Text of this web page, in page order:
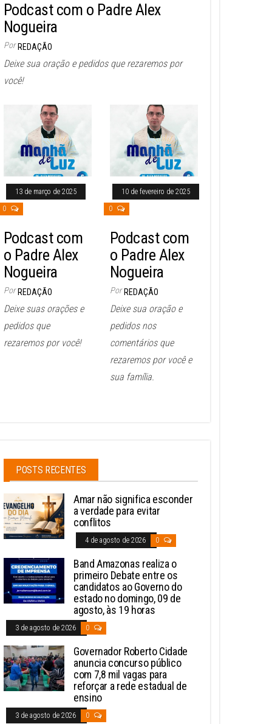
Podcast com o Padre Alex
Nogueira
Por REDAÇÃO
Deixe sua oração e pedidos que rezaremos por
você!
13 de março de 2025
0
Podcast com
o Padre Alex
Nogueira
Por REDAÇÃO
Deixe suas orações e
pedidos que
rezaremos por você!
10 de fevereiro de 2025
0
Podcast com
o Padre Alex
Nogueira
Por REDAÇÃO
Deixe sua oração e
pedidos nos
comentários que
rezaremos por você e
sua família.
POSTS RECENTES
Amar não significa esconder
a verdade para evitar
conflitos
4 de agosto de 2026 0
Band Amazonas realiza o
primeiro Debate entre os
candidatos ao Governo do
estado no domingo, 09 de
agosto, às 19 horas
3 de agosto de 2026 0
Governador Roberto Cidade
anuncia concurso público
com 7,8 mil vagas para
reforçar a rede estadual de
ensino
3 de agosto de 2026 0